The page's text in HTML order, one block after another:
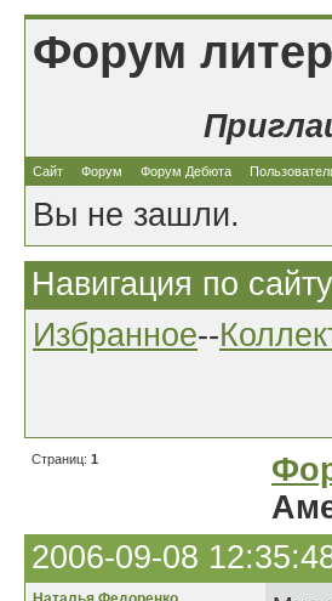
Форум
Сайт Форум Форум Дебюта
Вы не зашли.
Навигация по сайту
Избранное--
Страниц: 1
2006-09-08